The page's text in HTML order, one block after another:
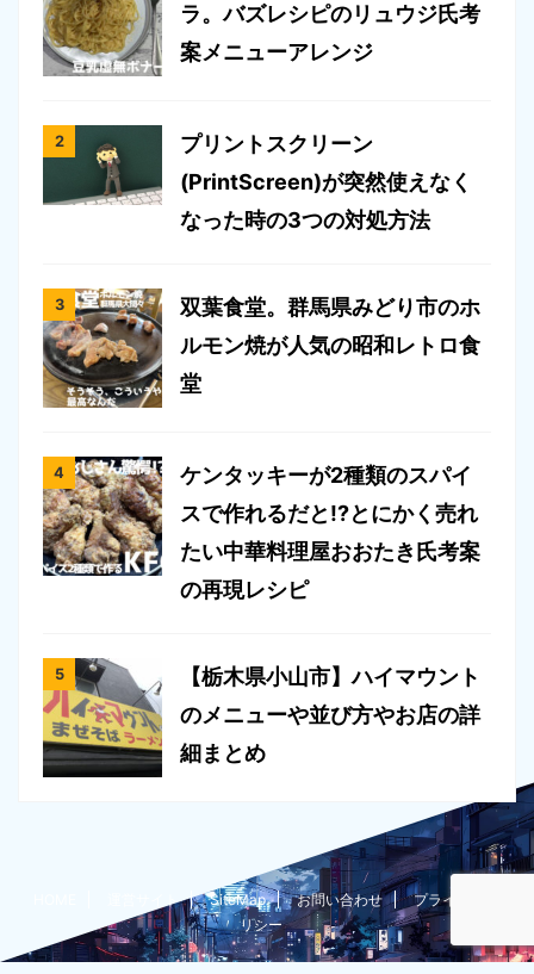
ラ。バズレシピのリュウジ氏考
案メニューアレンジ
プリントスクリーン
(PrintScreen)が突然使えなく
なった時の3つの対処方法
双葉食堂。群馬県みどり市のホ
ルモン焼が人気の昭和レトロ食
堂
ケンタッキーが2種類のスパイ
スで作れるだと!?とにかく売れ
たい中華料理屋おおたき氏考案
の再現レシピ
【栃木県小山市】ハイマウント
のメニューや並び方やお店の詳
細まとめ
運営サイト SiteMap お問い合わせ
プライバシーポ
リシー